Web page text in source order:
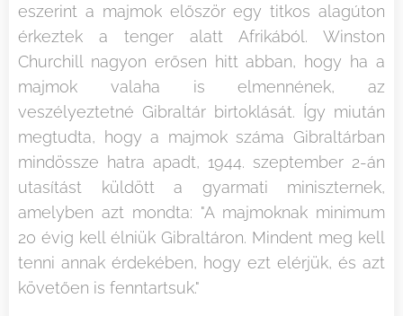
eszerint a majmok először egy titkos alagúton
érkeztek a tenger alatt Afrikából. Winston
Churchill nagyon erősen hitt abban, hogy ha a
majmok valaha is elmennének, az
veszélyeztetné Gibraltár birtoklását. Így miután
megtudta, hogy a majmok száma Gibraltárban
mindössze hatra apadt, 1944. szeptember 2-án
utasítást küldött a gyarmati miniszternek,
amelyben azt mondta: "A majmoknak minimum
20 évig kell élniük Gibraltáron. Mindent meg kell
tenni annak érdekében, hogy ezt elérjük, és azt
követően is fenntartsuk."